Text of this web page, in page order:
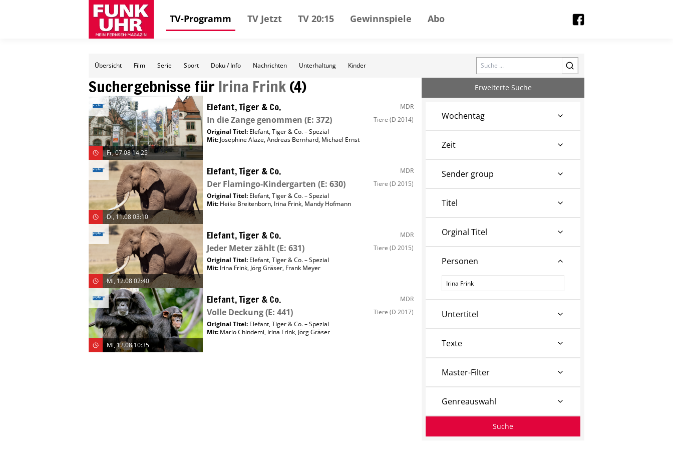
TV-Programm TV Jetzt TV 20:15 Gewinnspiele Abo
Übersicht Film Serie Sport Doku / Info Nachrichten Unterhaltung Kinder Search
Suchergebnisse für Irina Frink(4)
Fr, 07.08 14:25
Elefant, Tiger & Co. MDR
In die Zange genommen (E: 372) Tiere (D 2014)
Original Titel: Elefant, Tiger & Co. – Spezial
Mit: Josephine Alaze,Andreas Bernhard, Michael Ernst
Di, 11.08 03:10
Elefant, Tiger & Co. MDR
Der Flamingo-Kindergarten (E: 630) Tiere (D 2015)
Original Titel: Elefant, Tiger & Co. – Spezial
Mit: Heike Breitenborn, Irina Frink, Mandy Hofmann
Mi, 12.08 02:40
Elefant, Tiger & Co. MDR
Jeder Meter zählt(E: 631) Tiere (D 2015)
Original Titel: Elefant, Tiger & Co. – Spezial
Mit: Irina Frink, Jörg Gräser, Frank Meyer
Mi, 12.08 10:35
Elefant, Tiger & Co. MDR
Volle Deckung(E: 441) Tiere (D 2017)
Original Titel: Elefant, Tiger & Co. – Spezial
Mit: Mario Chindemi, Irina Frink, Jörg Gräser
Erweiterte Suche
Wochentag
Zeit
Sender group
Titel
Orginal Titel
Personen
Personen
Untertitel
Texte
Master-Filter
Genreauswahl
Suche